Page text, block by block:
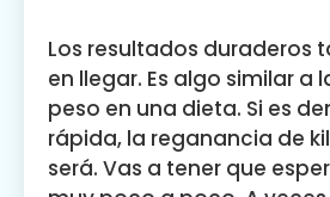
Los resultados duraderos
en llegar. Es algo similar a
peso en una dieta. Si es
rápida, la reganancia de
será. Vas a tener que